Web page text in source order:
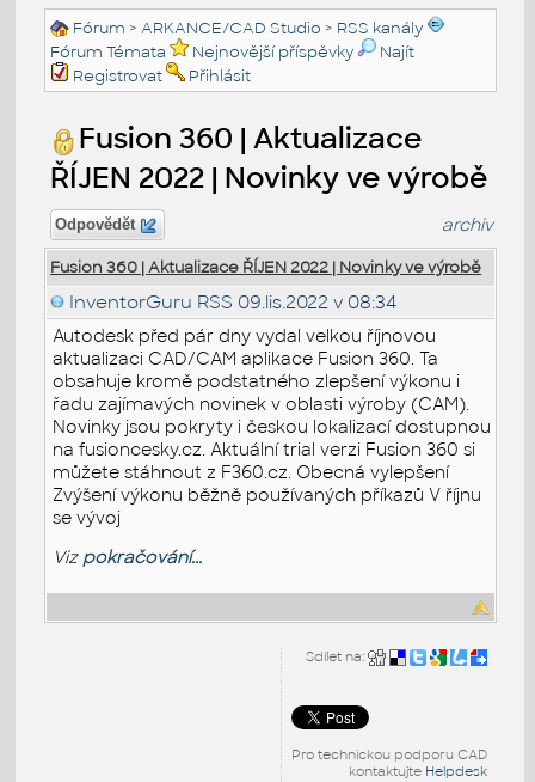
Fórum >ARKANCE/CAD Studio > RSS kanály
Fórum Témata
Nejnovější příspěvky
Najít
Registrovat
Přihlásit
Fusion 360 | Aktualizace
ŘÍJEN 2022 | Novinky ve výrobě
Odpovědět archiv
Fusion 360 | Aktualizace ŘÍJEN 2022 | Novinky ve výrobě
InventorGuru RSS 09.lis.2022 v 08:34
Autodesk před pár dny vydal velkou říjnovou
aktualizaci CAD/CAM aplikace Fusion 360. Ta
obsahuje kromě podstatného zlepšení výkonu i
řadu zajímavých novinek v oblasti výroby (CAM).
Novinky jsou pokryty i českou lokalizací dostupnou
na fusioncesky.cz. Aktuální trial verzi Fusion 360 si
můžete stáhnout z F360.cz. Obecná vylepšení
Zvýšení výkonu běžně používaných příkazů V říjnu
se vývoj
Viz pokračování...
Sdílet na:
Pro technickou podporu CAD
kontaktujte Helpdesk